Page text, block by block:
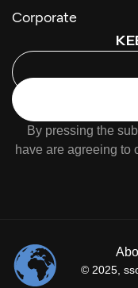
Corporate
By pressing the
have are agreeing to
© 2025,